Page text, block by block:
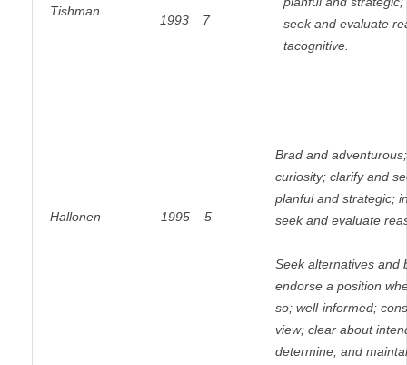
Tishman
1993 7
seek and evaluate
tacognitive.
Hallonen 1995 5
Brad and
curiosity; clarify and
planful and strategic;
seek and evaluate
Seek alternatives and
endorse a position
so; well-informed;
view; clear about
determine, and